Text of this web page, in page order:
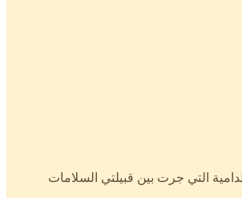
التي جرت بين قبيلتي السلامات